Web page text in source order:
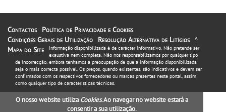
Contactos
Política de Privacidade e Cookies
Condições Gerais de Utilização
Resolução Alternativa de Litígios
Mapa do Site
A
informação disponibilizada é de carácter informativo. Não pretende ser
exaustiva nem completa. Não nos responsabilizamos por qualquer tipo
de incorrecção, embora tenhamos a preocupação de que a informação disponibilizada
seja o mais correcta possível. Os preços, quando existentes, são indicativos e devem ser
confirmados com os respectivos fornecedores ou marcas presentes neste portal, assim
como qualquer tipo de características técnicas.
O nosso website utiliza Cookies. Ao navegar no website estará a
consentir a sua utilização.